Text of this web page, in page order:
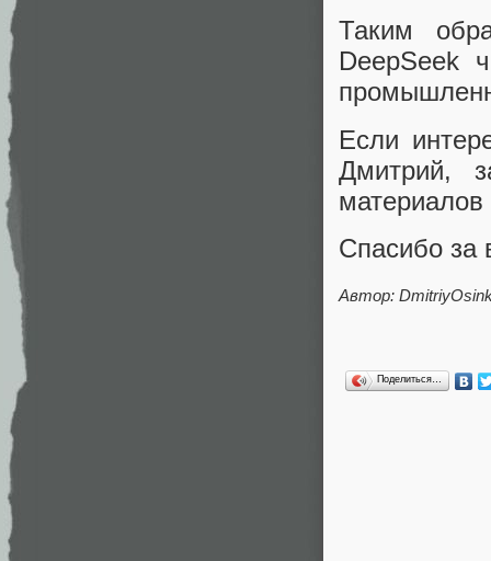
Таким
DeepSeek
Если
Дмитрий,
материалов
Спасибо за
Автор:
Поделиться…